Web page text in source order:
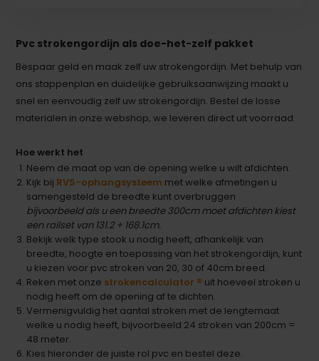
Pvc strokengordijn als doe-het-zelf pakket
Bespaar geld en maak zelf uw strokengordijn. Met behulp van
ons stappenplan en duidelijke gebruiksaanwijzing maakt u
snel en eenvoudig zelf uw strokengordijn. Bestel de losse
materialen in onze webshop, we leveren direct uit voorraad.
Hoe werkt het
Neem de maat op van de opening welke u wilt afdichten.
Kijk bij RVS-ophangsysteem met welke afmetingen u
samengesteld de breedte kunt overbruggen
bijvoorbeeld als u een breedte 300cm moet afdichten kiest
een railset van 131.2 + 168.1cm.
Bekijk welk type stook u nodig heeft, afhankelijk van
breedte, hoogte en toepassing van het strokengordijn, kunt
u kiezen voor pvc stroken van 20, 30 of 40cm breed.
Reken met onze strokencalculator ® uit hoeveel stroken u
nodig heeft om de opening af te dichten.
Vermenigvuldig het aantal stroken met de lengtemaat
welke u nodig heeft, bijvoorbeeld 24 stroken van 200cm =
48 meter.
Kies hieronder de juiste rol pvc en bestel deze.